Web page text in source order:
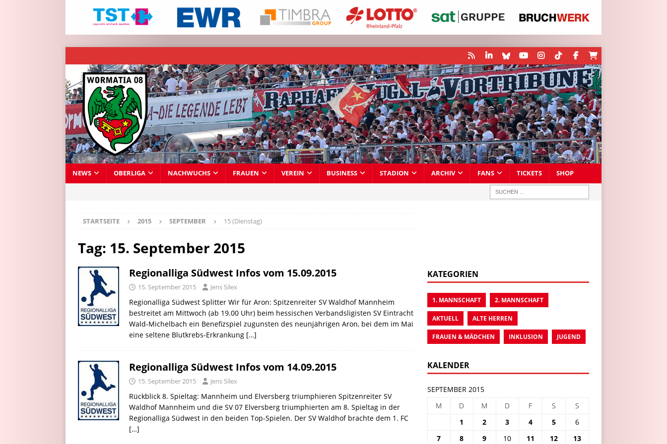
NEWS OBERLIGA NACHWUCHS FRAUEN VEREIN BUSINESS STADION ARCHIV FANS TICKETS SHOP
STARTSEITE 2015 SEPTEMBER 15 (Dienstag)
Tag: 15. September 2015
Regionalliga Südwest Infos vom 15.09.2015
15. September 2015 Jens Silex
Regionalliga Südwest Splitter Wir für Aron: Spitzenreiter SV Waldhof Mannheim
bestreitet am Mittwoch (ab 19.00 Uhr) beim hessischen Verbandsligisten SV Eintracht
Wald-Michelbach ein Benefizspiel zugunsten des neunjährigen Aron, bei dem im Mai
eine seltene Blutkrebs-Erkrankung […]
Regionalliga Südwest Infos vom 14.09.2015
15. September 2015 Jens Silex
Rückblick 8. Spieltag: Mannheim und Elversberg triumphieren Spitzenreiter SV
Waldhof Mannheim und die SV 07 Elversberg triumphierten am 8. Spieltag in der
Regionalliga Südwest in den beiden Top-Spielen. Der SV Waldhof brachte dem 1. FC
[…]
KATEGORIEN
1. MANNSCHAFT 2. MANNSCHAFT
AKTUELL ALTE HERREN
FRAUEN & MÄDCHEN INKLUSION JUGEND
KALENDER
SEPTEMBER 2015
M
D M D F S
S
1
2 3 4 5
6
7
8 9 10 11 12 13